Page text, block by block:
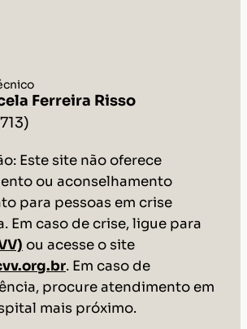
Ferreira Risso
Este site não oferece
ou aconselhamento
para pessoas em crise
Em caso de crise, ligue para
ou acesse o site
. Em caso de
procure atendimento em
mais próximo.